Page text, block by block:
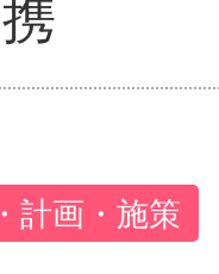
計画・施策